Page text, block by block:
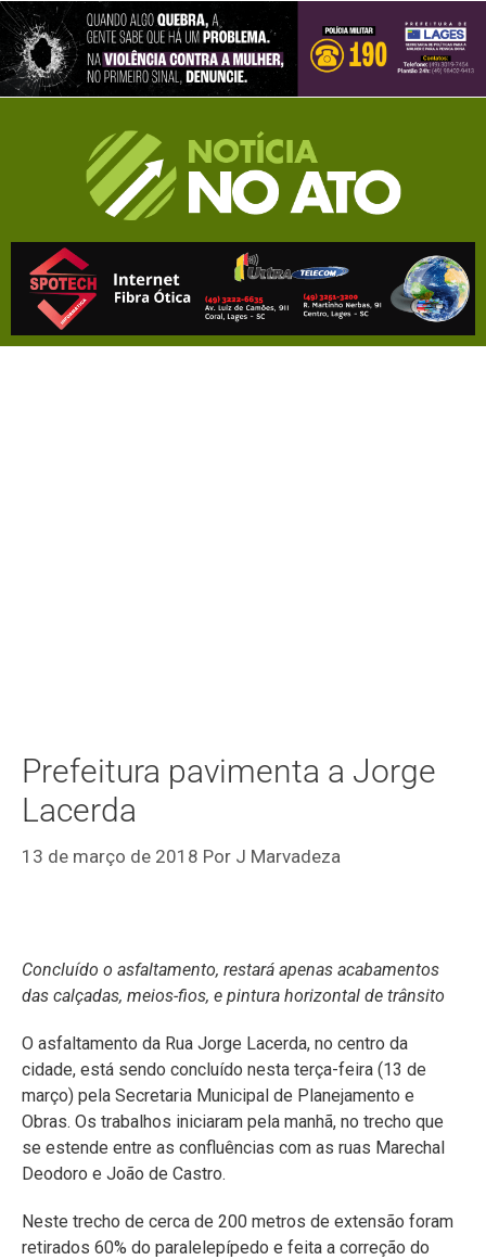
Prefeitura pavimenta a Jorge
Lacerda
13 de março de 2018 Por J Marvadeza
Concluído o asfaltamento, restará apenas acabamentos
das calçadas, meios-fios, e pintura horizontal de trânsito
O asfaltamento da Rua Jorge Lacerda, no centro da
cidade, está sendo concluído nesta terça-feira (13 de
março) pela Secretaria Municipal de Planejamento e
Obras. Os trabalhos iniciaram pela manhã, no trecho que
se estende entre as confluências com as ruas Marechal
Deodoro e João de Castro.
Neste trecho de cerca de 200 metros de extensão foram
retirados 60% do paralelepípedo e feita a correção do